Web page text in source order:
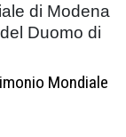
di Modena
Duomo di
Mondiale